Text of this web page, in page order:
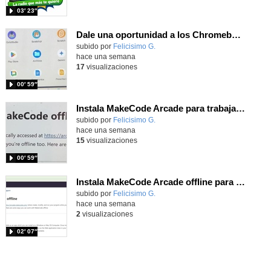
03′ 23″
Dale una oportunidad a los Chromebooks y utiliza un proyector para realizar talleres si no tienes pantallas táctiles
Contenido educativo.
subido por Felicisimo G.
00′ 59″
hace una semana
17visualizaciones
Instala MakeCode Arcade para trabajar offline en tu tablet, ordenador, Chromebook
Contenido educativo.
subido por Felicisimo G.
00′ 59″
hace una semana
15visualizaciones
Instala MakeCode Arcade offline para programar grandes juegos sin necesidad de Internet
Contenido educativo.
subido por Felicisimo G.
02′ 07″
hace una semana
2 visualizaciones